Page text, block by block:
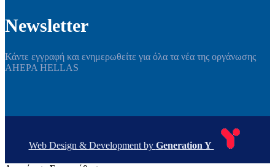
Newsletter
Κάντε εγγραφή και ενημερωθείτε για όλα τα νέα της οργάνωσης
AHEPA HELLAS
Web Design & Development by Generation Y